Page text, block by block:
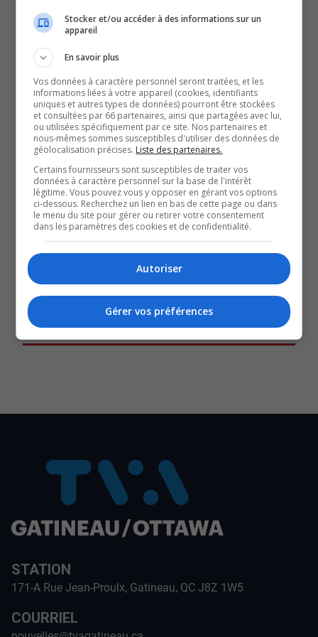
plus de variétés pour acheter de la nourriture dans le
secteur. On nous a aussi parlé de la boucherie qui a
aussi fermé ses portes à Masham dans les derniers
mois.
« Pour voir plus d’innovations, plus grande variété et un
contrôle des prix alimentaires à long terme, il faut
justement s’attarder à supporter nos indépendants le plus
possible ».
-Sylvain Charlebois, spécialiste de l’industrie agroalimentaire à
l’Université de Dalhousie
La perte du Marché Richelieu est donc un autre coup dur,
en peu de temps, pour la communauté. Selon l’enseigne
annonçant la fermeture, des acheteurs potentiels
seraient intéressés à acheter le commerce. Reste
SOUTENIR NOS MÉDIAS, C’EST PROTÉGER NOTRE
CULTURE ET NOTRE ÉCONOMIE
STATION
171-A Rue Jean-Proulx, Gatineau, QC J8Z 1W5
COURRIEL
Stocker et/ou accéder à des informations sur un
appareil
En savoir plus
Vos données à caractère personnel seront traitées, et les
informations liées à votre appareil (cookies, identifiants
uniques et autres types de données) pourront être stockées
et consultées par 66 partenaires, ainsi que partagées avec lui,
ou utilisées spécifiquement par ce site. Nos partenaires et
nous-mêmes sommes susceptibles d'utiliser des données de
géolocalisation précises. Liste des partenaires.
Certains fournisseurs sont susceptibles de traiter vos
données à caractère personnel sur la base de l'intérêt
légitime. Vous pouvez vous y opposer en gérant vos options
ci-dessous. Recherchez un lien en bas de cette page ou dans
le menu du site pour gérer ou retirer votre consentement
dans les paramètres des cookies et de confidentialité.
Autoriser
Gérer vos préférences